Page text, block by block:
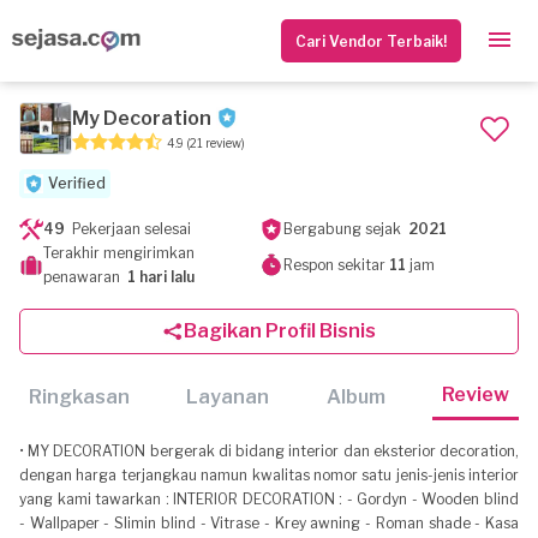
Cari Vendor Terbaik!
My Decoration
4.9 (21 review)
Verified
49 Pekerjaan selesai Bergabung sejak 2021
Terakhir mengirimkan
penawaran 1 hari lalu
Respon sekitar 11 jam
Bagikan Profil Bisnis
Ringkasan Layanan Album Review
• MY DECORATION bergerak di bidang interior dan eksterior decoration,
dengan harga terjangkau namun kwalitas nomor satu jenis-jenis interior
yang kami tawarkan : INTERIOR DECORATION : - Gordyn - Wooden blind
- Wallpaper - Slimin blind - Vitrase - Krey awning - Roman shade - Kasa